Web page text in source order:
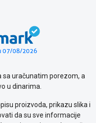
sa uračunatim porezom, a
u dinarima.
proizvoda, prikazu slika i
da su sve informacije